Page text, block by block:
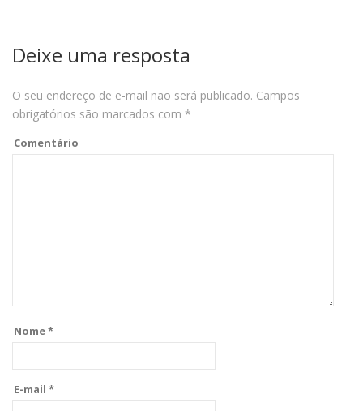
Deixe uma resposta
O seu endereço de e-mail não será publicado. Campos
obrigatórios são marcados com *
Comentário
Nome*
E-mail *